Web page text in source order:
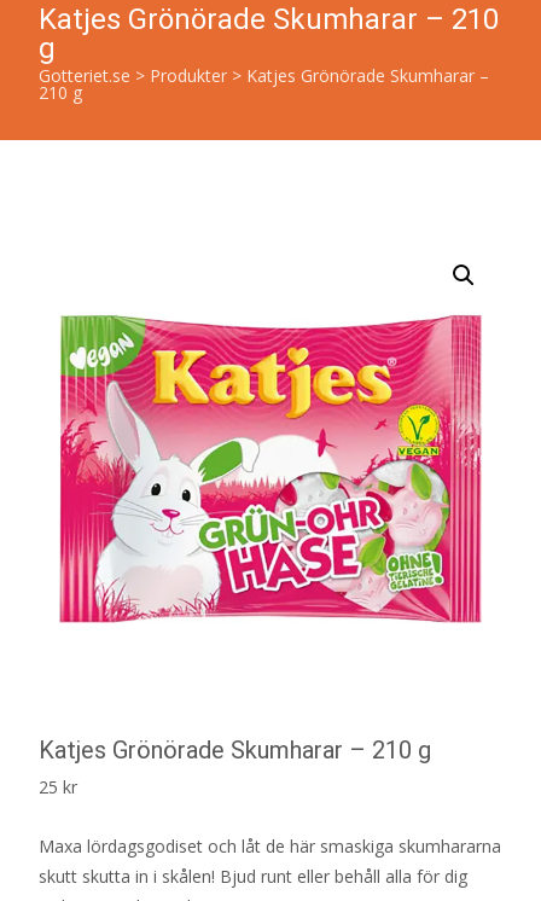
Katjes Grönörade Skumharar – 210
g
Gotteriet.se > Produkter > Katjes Grönörade Skumharar –
210 g
Katjes Grönörade Skumharar – 210 g
25 kr
Maxa lördagsgodiset och låt de här smaskiga skumhararna
skutt skutta in i skålen! Bjud runt eller behåll alla för dig